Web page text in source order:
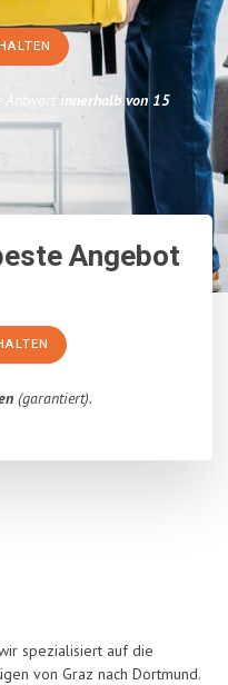
Antwort innerhalb von 15
Angebot
(garantiert).
spezialisiert auf die
von Graz nach Dortmund.